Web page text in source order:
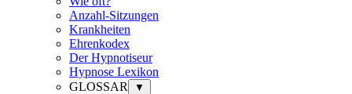
Anzahl-Sitzungen
Krankheiten
Ehrenkodex
Der Hypnotiseur
Hypnose Lexikon
GLOSSAR
▼